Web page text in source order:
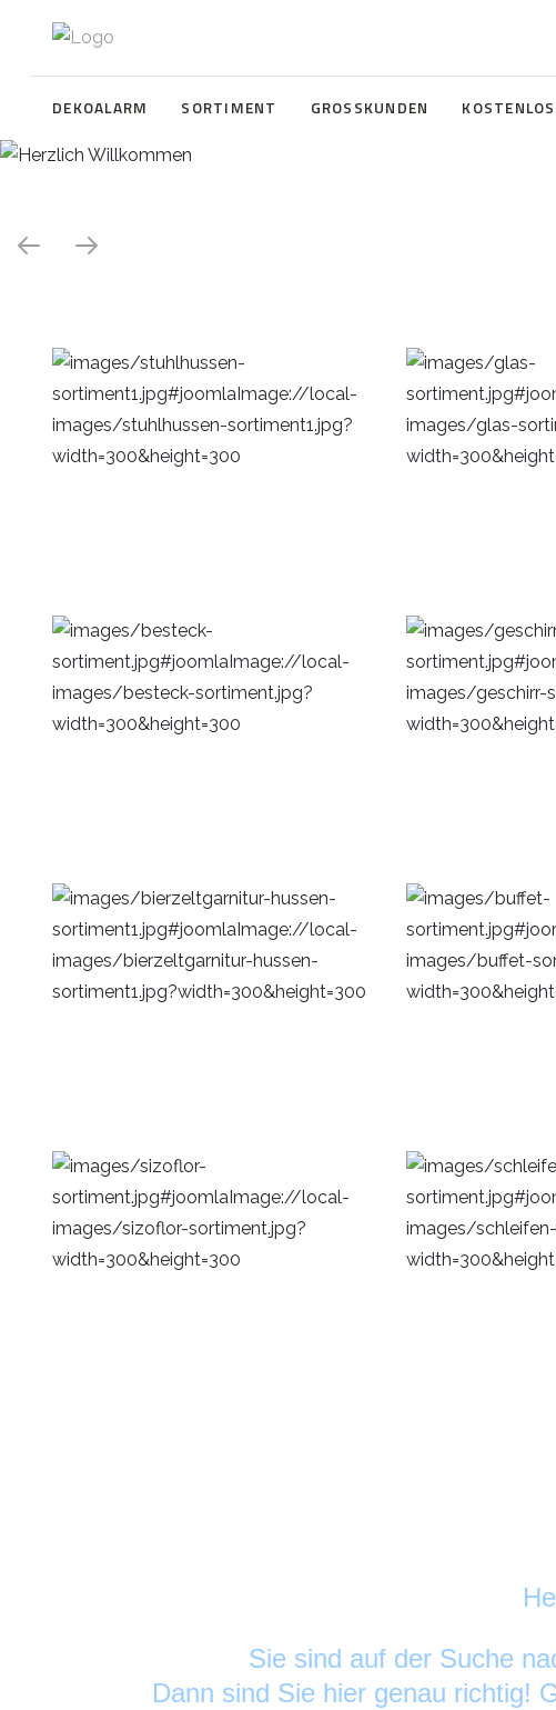
DEKOALARM SORTIMENT GROSSKUNDEN
WE ❤️ EVENT
Sie sind auf der Suche
Dann sind Sie hier genau richtig!